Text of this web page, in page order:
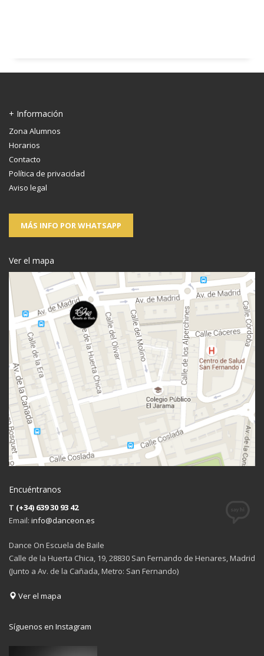
+ Información
Zona Alumnos
Horarios
Contacto
Política de privacidad
Aviso legal
MÁS INFO POR WHATSAPP
Ver el mapa
Encuéntranos
T (+34) 639 30 93 42
Email: info@danceon.es
Dance On Escuela de Baile
Calle de la Huerta Chica, 19, 28830 San Fernando de Henares, Madrid
(Junto a Av. de la Cañada, Metro: San Fernando)
Ver el mapa
Síguenos en Instagram